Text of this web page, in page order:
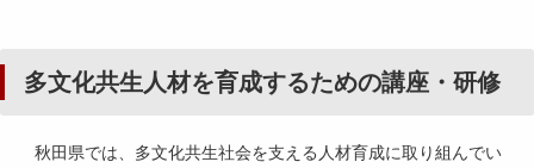
多文化共生人材を育成するための講座・研修
秋田県では、多文化共生社会を支える人材育成に取り組んでい